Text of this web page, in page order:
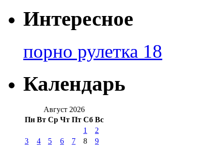
Интересное
порно рулетка 18
Календарь
Август 2026
Пн Вт Ср Чт Пт Сб Вс
1
2
3
4 5 6 7 8
9